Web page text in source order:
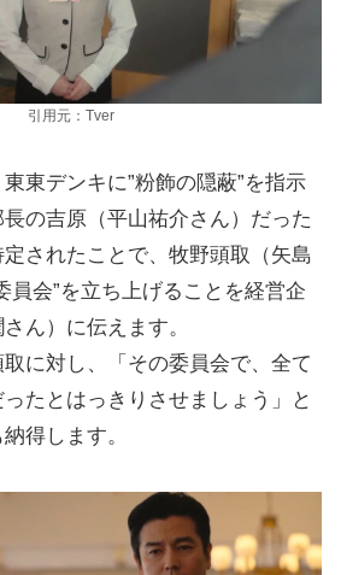
引用元：Tver
東デンキに”粉飾の隠蔽”を指示
の吉原（平山祐介さん）だった
されたことで、牧野頭取（矢島
員会”を立ち上げることを経営企
ん）に伝えます。
に対し、「その委員会で、全て
たとはっきりさせましょう」と
得します。